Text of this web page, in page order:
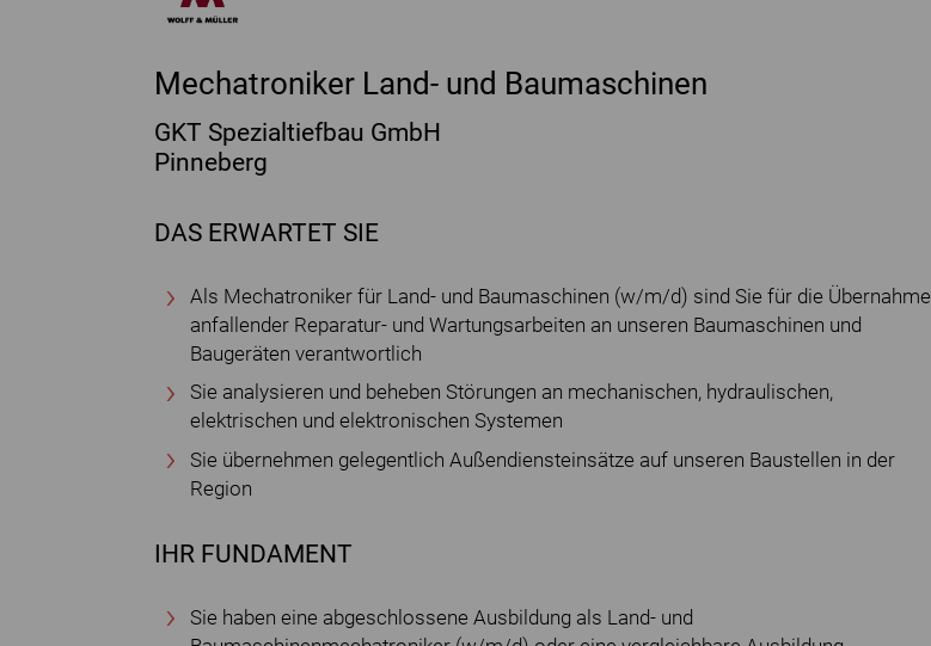
Mechatroniker Land- und Baumaschinen
GKT Spezialtiefbau GmbH
Pinneberg
DAS ERWARTET SIE
Als Mechatroniker für Land- und Baumaschinen (w/m/d) sind Sie für die Übernahme
anfallender Reparatur- und Wartungsarbeiten an unseren Baumaschinen und
Baugeräten verantwortlich
Sie analysieren und beheben Störungen an mechanischen, hydraulischen,
elektrischen und elektronischen Systemen
Sie übernehmen gelegentlich Außendiensteinsätze auf unseren Baustellen in der
Region
IHR FUNDAMENT
Sie haben eine abgeschlossene Ausbildung als Land- und